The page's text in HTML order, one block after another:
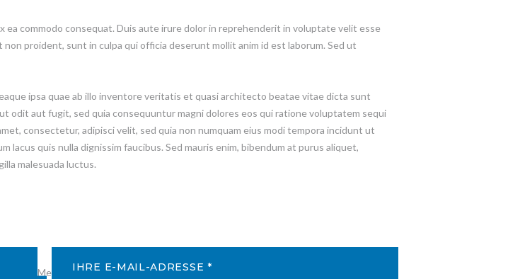
ea commodo consequat. Duis aute irure dolor in reprehenderit in voluptate velit esse
proident, sunt in culpa qui officia deserunt mollit anim id est laborum. Sed ut
ipsa quae ab illo inventore veritatis et quasi architecto beatae vitae dicta sunt
odit aut fugit, sed quia consequuntur magni dolores eos qui ratione voluptatem sequi
consectetur, adipisci velit, sed quia non numquam eius modi tempora incidunt ut
lacus quis nulla dignissim faucibus. Sed mauris enim, bibendum at purus aliquet,
malesuada luctus.
Me